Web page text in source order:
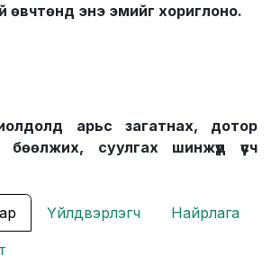
өвчтөнд энэ эмийг хориглоно.
арьс загатнах, дотор
суулгах шинжүүд үүсч
Үйлдвэрлэгч Найрлага